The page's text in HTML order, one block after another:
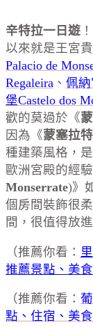
辛特拉一日遊 ！
以來就是王宮
Palacio de
Regaleira 、 佩納
堡Castelo dos
歡的莫過於《
因為《蒙塞拉
種建築風格，
歐洲宮殿的經
Monserrate)》
個房間裝飾很
間，很值得放進
（推薦你看：
推薦景點、美
（推薦你看：
點、住宿、美